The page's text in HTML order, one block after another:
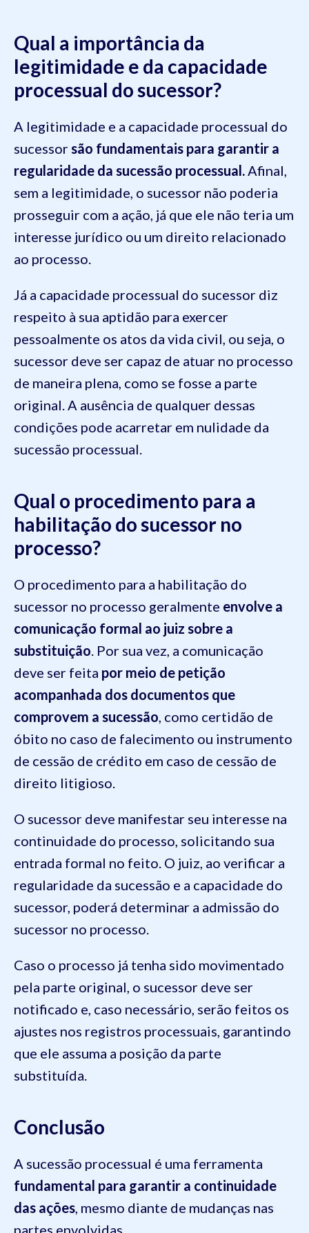
Qual a importância da
legitimidade e da capacidade
processual do sucessor?
A legitimidade e a capacidade processual do
sucessor são fundamentais para garantir a
regularidade da sucessão processual. Afinal,
sem a legitimidade, o sucessor não poderia
prosseguir com a ação, já que ele não teria um
interesse jurídico ou um direito relacionado
ao processo.
Já a capacidade processual do sucessor diz
respeito à sua aptidão para exercer
pessoalmente os atos da vida civil, ou seja, o
sucessor deve ser capaz de atuar no processo
de maneira plena, como se fosse a parte
original. A ausência de qualquer dessas
condições pode acarretar em nulidade da
sucessão processual.
Qual o procedimento para a
habilitação do sucessor no
processo?
O procedimento para a habilitação do
sucessor no processo geralmente envolve a
comunicação formal ao juiz sobre a
substituição . Por sua vez, a comunicação
deve ser feita por meio de petição
acompanhada dos documentos que
comprovem a sucessão , como certidão de
óbito no caso de falecimento ou instrumento
de cessão de crédito em caso de cessão de
direito litigioso.
O sucessor deve manifestar seu interesse na
continuidade do processo, solicitando sua
entrada formal no feito. O juiz, ao verificar a
regularidade da sucessão e a capacidade do
sucessor, poderá determinar a admissão do
sucessor no processo.
Caso o processo já tenha sido movimentado
pela parte original, o sucessor deve ser
notificado e, caso necessário, serão feitos os
ajustes nos registros processuais, garantindo
que ele assuma a posição da parte
substituída.
Conclusão
A sucessão processual é uma ferramenta
fundamental para garantir a continuidade
das ações , mesmo diante de mudanças nas
partes envolvidas.